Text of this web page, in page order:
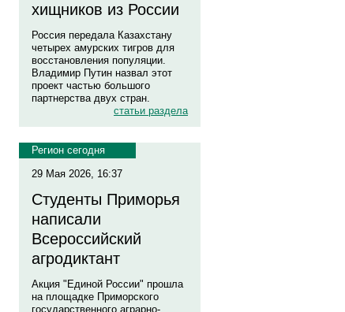
хищников из России
Россия передала Казахстану
четырех амурских тигров для
восстановления популяции.
Владимир Путин назвал этот
проект частью большого
партнерства двух стран.
статьи раздела
Регион сегодня
29 Мая 2026, 16:37
Студенты Приморья
написали
Всероссийский
агродиктант
Акция "Единой России" прошла
на площадке Приморского
государственного аграрно-